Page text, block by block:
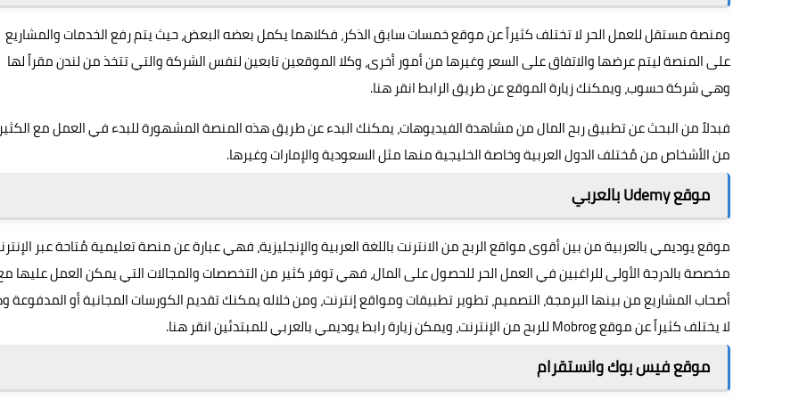
ومنصة مستقل للعمل الحر لا تختلف كثيراً عن موقع خمسات سابق الذكر، فكلاهما يكمل بعضه البعض، حيث يتم رفع الخدمات والمشاريع
على المنصة ليتم عرضها والاتفاق على السعر وغيرها من أمور أخرى، وكلا الموقعين تابعين لنفس الشركة والتي تتخذ من لندن مقراً لها
وهي شركة حسوب، ويمكنك زيارة الموقع عن طريق الرابطانقر هنا.
فبدلاً من البحث عن تطبيق ربح المال من مشاهدة الفيديوهات، يمكنك البدء عن طريق هذه المنصة المشهورة للبدء في العمل مع
من الأشخاص من مُختلف الدول العربية وخاصة الخليجية منها مثل السعودية والإمارات وغيرها.
موقع Udemy بالعربي
موقع يوديمي بالعربية من بين أقوى مواقع الربح من الانترنت باللغة العربية والإنجليزية، فهي عبارة عن منصة تعليمية مُتاحة عبر
مخصصة بالدرجة الأولى للراغبين في العمل الحر للحصول على المال، فهي توفر كثير من التخصصات والمجالات التي يمكن العمل عليها
أصحاب المشاريع من بينها البرمجة، التصميم، تطوير تطبيقات ومواقع إنترنت، ومن خلاله يمكنك تقديم الكورسات المجانية أو المدفوعة
لا يختلف كثيراً عن موقع Mobrog للربح من الإنترنت، ويمكن زيارة رابط يوديمي بالعربي للمبتدئين
انقر هنا.
موقع فيس بوك وانستقرام